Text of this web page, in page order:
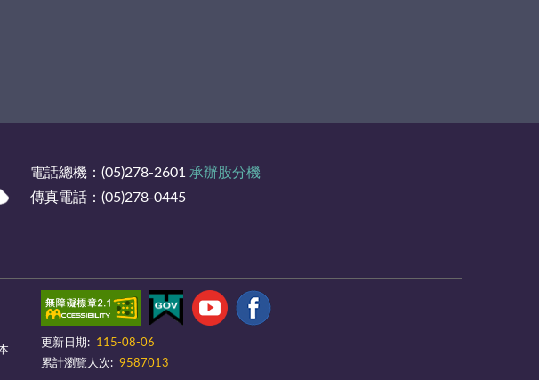
電話總機：(05)278-2601 承辦股分機
傳真電話：(05)278-0445
更新日期:
115-08-06
累計瀏覽人次: 9587013